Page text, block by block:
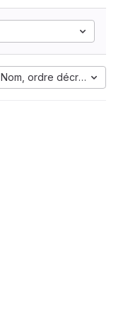
Nom, ordre décroissant